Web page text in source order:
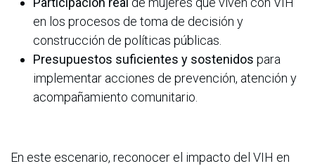
en los procesos de toma de decisión y
construcción de políticas públicas.
Presupuestos suficientes y sostenidos para
implementar acciones de prevención, atención y
acompañamiento comunitario.
En este escenario, reconocer el impacto del VIH en